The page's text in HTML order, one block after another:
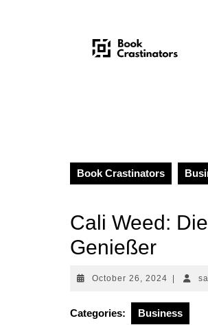
Book Crastinators
Cali Weed:
Genießer
October 26, 2024 October
2024
Categories: Business